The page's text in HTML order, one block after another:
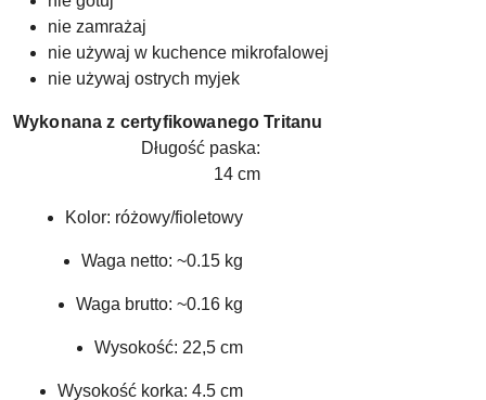
nie zamrażaj
nie używaj w kuchence mikrofalowej
nie używaj ostrych myjek
Wykonana z certyfikowanego Tritanu
Długość paska:
14 cm
Kolor: różowy/fioletowy
Waga netto: ~0.15 kg
Waga brutto: ~0.16 kg
Wysokość: 22,5 cm
Wysokość korka: 4.5 cm